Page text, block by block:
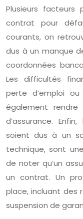
Plusieurs
contrat pour
courants, on
dus à un manque
coordonnées
Les difficultés
perte d’emploi
également
d’assurance.
soient dus à un
technique, sont
de noter qu’un
un contrat. Un
place, incluant des
suspension de